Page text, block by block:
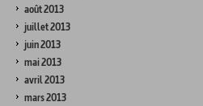
août 2013
juillet 2013
juin 2013
mai 2013
avril 2013
mars 2013